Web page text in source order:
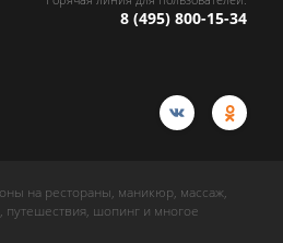
8 (495) 800-15-34
на рестораны, маникюр, массаж,
путешествия, шопинг и многое